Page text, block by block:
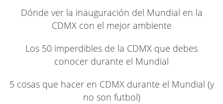
Dónde ver la inauguración del Mundial en la
CDMX con el mejor ambiente
Los 50 imperdibles de la CDMX que debes
conocer durante el Mundial
5 cosas que hacer en CDMX durante el Mundial (y
no son futbol)